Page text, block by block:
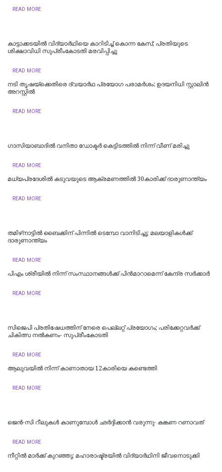
READ MORE
കാട്ടാക്കടയില്‍ വിദ്യാര്‍ഥിയെ കാറിടിച്ച് കൊന്ന കേസ്; പ്രതിയുടെ
ശിക്ഷാവിധി സുപ്രീംകോടതി മരവിപ്പിച്ചു
READ MORE
നടി തൃഷയ്ക്കെതിരെ ദ്വയാർഥ പ്രയോ​ഗ പരാമർശം: ഉദയനിധി സ്റ്റാലിൻ
അറസ്റ്റിൽ
READ MORE
ഗാസിയാബാദിൽ വനിതാ ഡോക്ടർ കെട്ടിടത്തിൽ നിന്ന് വീണ് മരിച്ചു
READ MORE
മധ്യപ്രദേശിൽ കടുവയുടെ ആക്രമണത്തിൽ 30കാരിക്ക് ദാരുണാന്ത്യം
READ MORE
തമിഴ്‌നാട്ടില്‍ ബൈക്കിന് പിന്നില്‍ ടെമ്പോ വാനിടിച്ചു; മലയാളികള്‍ക്ക്
ദാരുണാന്ത്യം
READ MORE
പിഎം ശ്രീയില്‍ നിന്ന് സംസ്ഥാനങ്ങള്‍ക്ക് പിന്‍മാറാമെന്ന് കേന്ദ്ര സര്‍ക്കാര്‍
READ MORE
സിജെപി പ്രതിഷേധത്തിന് നേരെ പെല്ലറ്റ് പ്രയോഗം; പരിക്കേറ്റവർക്ക്
ചികിത്സ നൽകണം- സുപ്രീംകോടതി
READ MORE
ആലുവയിൽ നിന്ന് കാണാതായ 12കാരിയെ കണ്ടെത്തി
READ MORE
ജെന്‍-സി റീലുകള്‍ കാണുമ്പോള്‍ ഛര്‍ദ്ദിക്കാന്‍ വരുന്നു- കങ്കണ റണാവത്
READ MORE
നീറ്റിൽ മാർക്ക് കുറഞ്ഞു; മഹാരാഷ്ട്രയിൽ വിദ്യാർഥിനി ജീവനൊടുക്കി